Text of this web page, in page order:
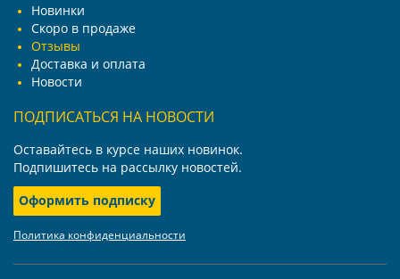
Новинки
Скоро в продаже
Отзывы
Доставка и оплата
Новости
ПОДПИСАТЬСЯ НА НОВОСТИ
Оставайтесь в курсе наших новинок.
Подпишитесь на рассылку новостей.
Оформить подписку
Политика конфиденциальности